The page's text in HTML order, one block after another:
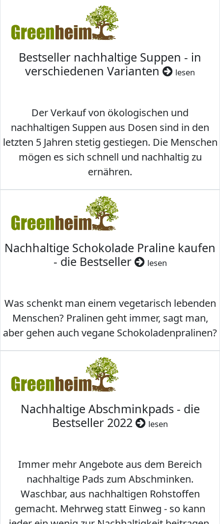
Bestseller nachhaltige Suppen - in
verschiedenen Varianten
lesen
Der Verkauf von ökologischen und
nachhaltigen Suppen aus Dosen sind in den
letzten 5 Jahren stetig gestiegen. Die Menschen
mögen es sich schnell und nachhaltig zu
ernähren.
Nachhaltige Schokolade Praline kaufen
- die Bestseller
lesen
Was schenkt man einem vegetarisch lebenden
Menschen? Pralinen geht immer, sagt man,
aber gehen auch vegane Schokoladenpralinen?
Nachhaltige Abschminkpads - die
Bestseller 2022
lesen
Immer mehr Angebote aus dem Bereich
nachhaltige Pads zum Abschminken.
Waschbar, aus nachhaltigen Rohstoffen
gemacht. Mehrweg statt Einweg - so kann